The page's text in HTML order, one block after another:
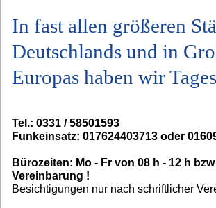
In fast allen größeren
Deutschlands und in
Europas haben wir
Tel.: 0331 / 58501593
Funkeinsatz: 017624403713 oder
Bürozeiten: Mo - Fr von 08 h - 12 h
Vereinbarung !
Besichtigungen nur nach schriftlicher